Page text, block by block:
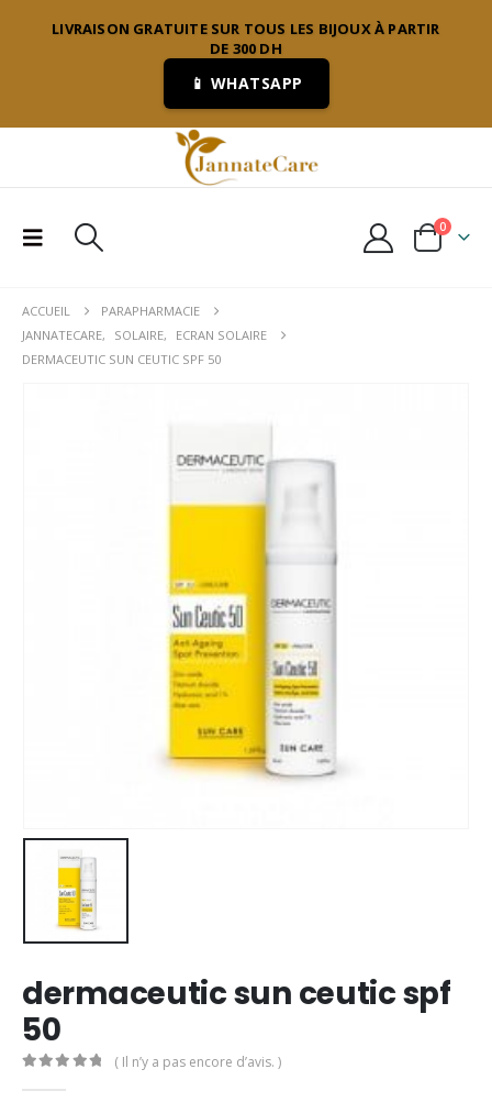
LIVRAISON GRATUITE SUR TOUS LES BIJOUX À PARTIR
DE 300 DH
📱 WHATSAPP
0
ACCUEIL
PARAPHARMACIE
JANNATECARE, SOLAIRE,
ECRAN SOLAIRE
DERMACEUTIC SUN CEUTIC SPF 50
dermaceutic sun ceutic spf
50
( Il n’y a pas encore d’avis. )